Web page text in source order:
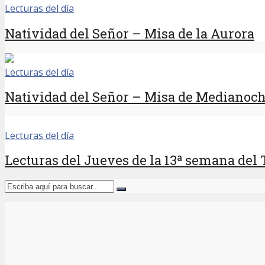
Lecturas del día
Natividad del Señor – Misa de la Aurora
Lecturas del día
Natividad del Señor – Misa de
Lecturas del día
Lecturas del Jueves de la 13ª semana del